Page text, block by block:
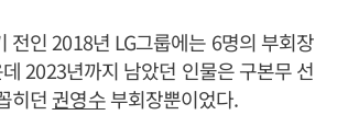
전인 2018년 LG그룹에는 6명의 부회장
2023년까지 남았던 인물은 구본무 선
히던 권영수부회장뿐이었다.